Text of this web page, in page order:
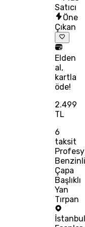
Satıcı
Öne
Çıkan
Elden
al,
kartla
öde!
2.499
TL
6
taksit
Benzinli
Çapa
Başlıklı
Yan
Tırpan
İstanbul